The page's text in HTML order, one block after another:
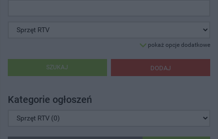
pokaż opcje dodatkowe
DODAJ
SZUKAJ
Kategorie ogłoszeń